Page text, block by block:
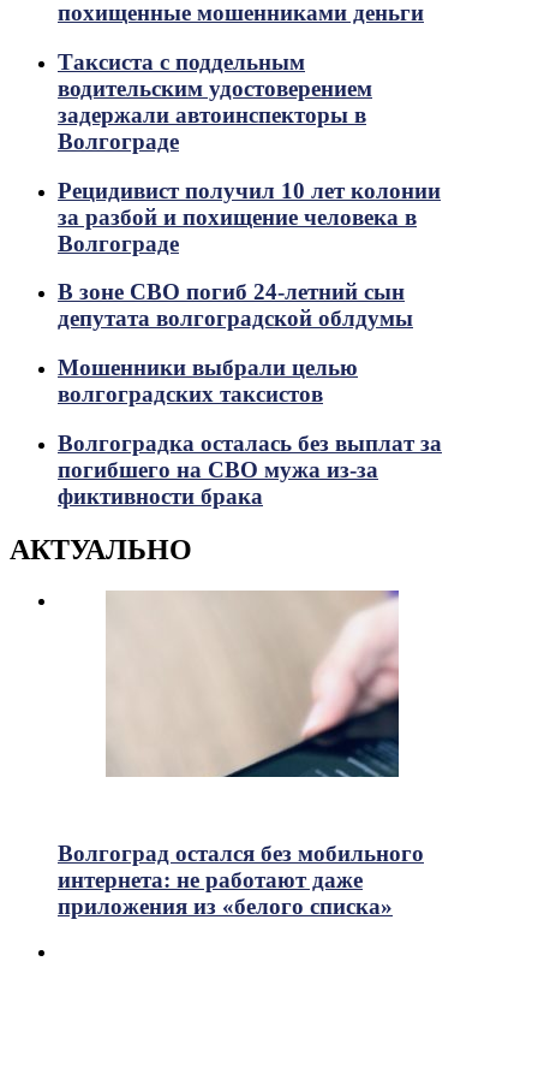
похищенные мошенниками деньги
Таксиста с поддельным
водительским удостоверением
задержали автоинспекторы в
Волгограде
Рецидивист получил 10 лет колонии
за разбой и похищение человека в
Волгограде
В зоне СВО погиб 24-летний сын
депутата волгоградской облдумы
Мошенники выбрали целью
волгоградских таксистов
Волгоградка осталась без выплат за
погибшего на СВО мужа из-за
фиктивности брака
АКТУАЛЬНО
Волгоград остался без мобильного
интернета: не работают даже
приложения из «белого списка»